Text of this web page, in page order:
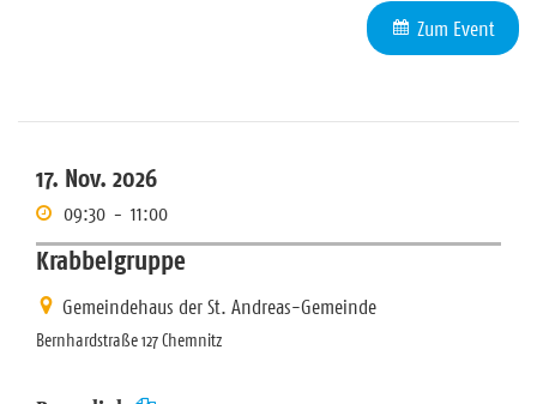
Zum Event
17. Nov. 2026
09:30 - 11:00
Krabbelgruppe
Gemeindehaus der St. Andreas-Gemeinde
Bernhardstraße 127 Chemnitz